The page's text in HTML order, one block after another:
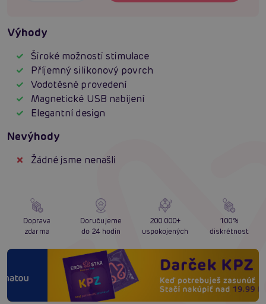
Výhody
Široké možnosti stimulace
Příjemný silikonový povrch
Vodotěsné provedení
Magnetické USB nabíjení
Elegantní design
Nevýhody
Žádné jsme nenašli
Doprava
zdarma
Doručujeme
do 24 hodin
200 000+
uspokojených
100%
diskrétnost